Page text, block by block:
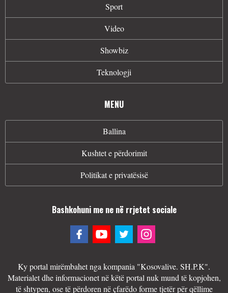
Sport
Video
Showbiz
Teknologji
MENU
Ballina
Kushtet e përdorimit
Politikat e privatësisë
Bashkohuni me ne në rrjetet sociale
Ky portal mirëmbahet nga kompania "Kosovalive. SH.P.K".
Materialet dhe informacionet në këtë portal nuk mund të kopjohen,
të shtypen, ose të përdoren në çfarëdo forme tjetër për qëllime